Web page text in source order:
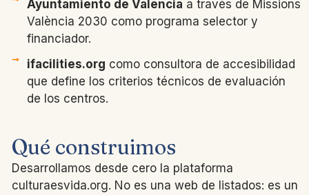
Ayuntamiento de Valencia a través de Missions
València 2030 como programa selector y
financiador.
ifacilities.org como consultora de accesibilidad
que define los criterios técnicos de evaluación
de los centros.
Qué construimos
Desarrollamos desde cero la plataforma
culturaesvida.org. No es una web de listados: es un